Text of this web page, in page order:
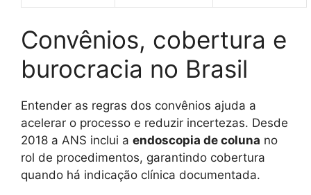
Convênios, cobertura e
burocracia no Brasil
Entender as regras dos convênios ajuda a
acelerar o processo e reduzir incertezas. Desde
2018 a ANS inclui a endoscopia de coluna no
rol de procedimentos, garantindo cobertura
quando há indicação clínica documentada.